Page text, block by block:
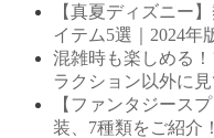
【真夏ディズニー
イテム5選｜2024年
混雑時も楽しめる
ラクション以外に
【ファンタジース
装、7種類をご紹介